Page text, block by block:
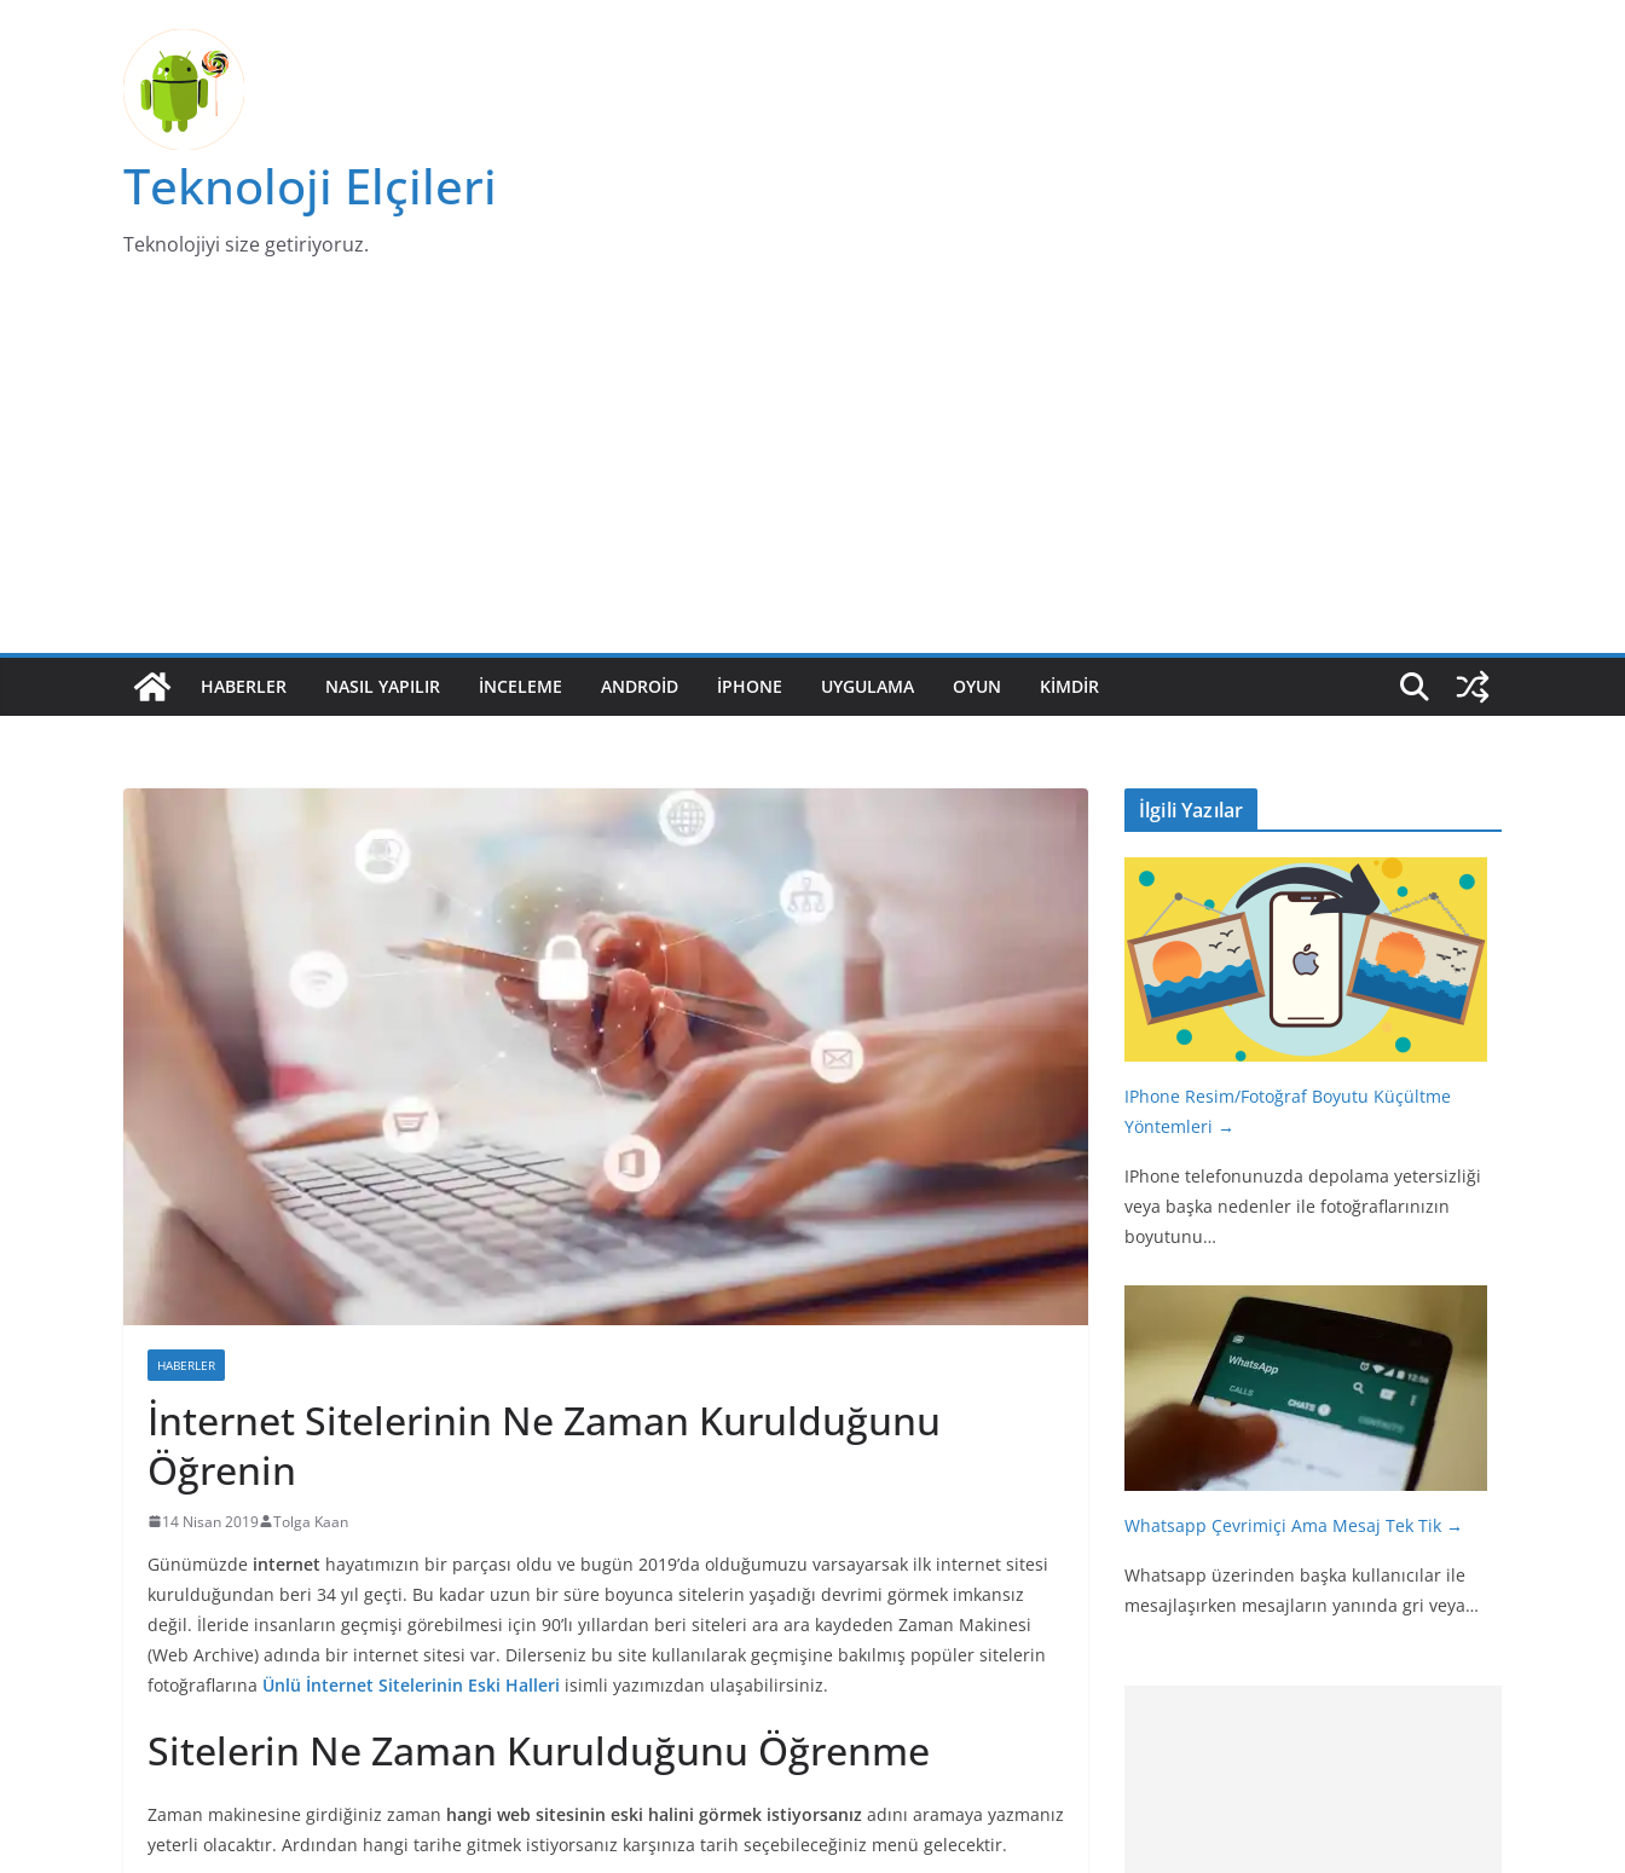
Teknoloji Elçileri
Teknolojiyi size getiriyoruz.
HABERLER NASIL YAPILIR İNCELEME ANDROID IPHONE UYGULAMA OYUN KIMDIR
HABERLER
İnternet Sitelerinin Ne Zaman Kurulduğunu
Öğrenin
14 Nisan 2019 Tolga Kaan
Günümüzde internet hayatımızın bir parçası oldu ve bugün 2019’da olduğumuzu varsayarsak ilk internet sitesi
kurulduğundan beri 34 yıl geçti. Bu kadar uzun bir süre boyunca sitelerin yaşadığı devrimi görmek imkansız
değil. İleride insanların geçmişi görebilmesi için 90’lı yıllardan beri siteleri ara ara kaydeden Zaman Makinesi
(Web Archive) adında bir internet sitesi var. Dilerseniz bu site kullanılarak geçmişine bakılmış popüler sitelerin
fotoğraflarına Ünlü İnternet Sitelerinin Eski Halleri isimli yazımızdan ulaşabilirsiniz.
Sitelerin Ne Zaman Kurulduğunu Öğrenme
Zaman makinesine girdiğiniz zaman hangi web sitesinin eski halini görmek istiyorsanız adını aramaya yazmanız
yeterli olacaktır. Ardından hangi tarihe gitmek istiyorsanız karşınıza tarih seçebileceğiniz menü gelecektir.
İlgili Yazılar
IPhone Resim/Fotoğraf Boyutu Küçültme
Yöntemleri →
IPhone telefonunuzda depolama yetersizliği
veya başka nedenler ile fotoğraflarınızın
boyutunu…
Whatsapp Çevrimiçi Ama Mesaj Tek Tik →
Whatsapp üzerinden başka kullanıcılar ile
mesajlaşırken mesajların yanında gri veya…